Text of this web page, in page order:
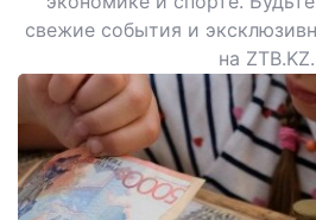
свежие события и
на ZTB.KZ.